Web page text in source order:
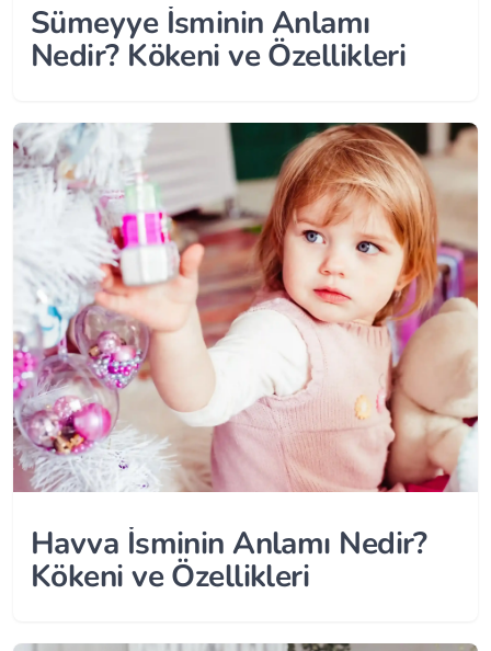
Sümeyye İsminin Anlamı
Nedir? Kökeni ve Özellikleri
Havva İsminin Anlamı Nedir?
Kökeni ve Özellikleri